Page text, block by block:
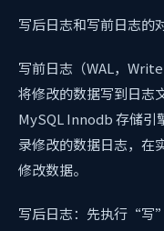
写后日志和写前日志的
写前日志（WAL，
将修改的数据写到日志
MySQL Innodb 存储引
录修改的数据日志，在
修改数据。
写后日志：先执行“写